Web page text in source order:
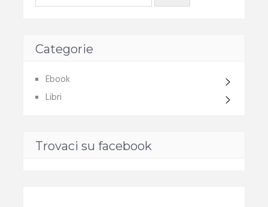
Categorie
Ebook
Libri
Trovaci su facebook